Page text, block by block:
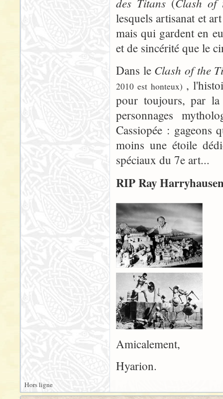
lesquels artisanat et
mais qui gardent en
et de sincérité que le
Dans le Clash of the
2010 est honteux) ,
pour toujours, par la
personnages
Cassiopée : gageons
moins une étoile
spéciaux du 7e art...
RIP Ray
Amicalement,
Hyarion.
Hors ligne